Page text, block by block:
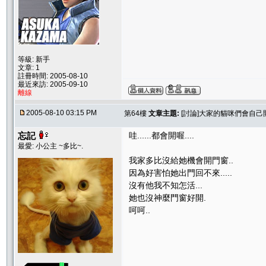
等級: 新手
文章: 1
註冊時間: 2005-08-10
最近來訪: 2005-09-10
離線
2005-08-10 03:15 PM 第64樓 文章主題: [討論]大家的貓咪們會自己
忘記
最愛: 小公主 ~多比~.
哇......都會開喔....
我家多比沒給她機會開門窗..
因為好害怕她出門回不來.....
沒有他我不知怎活...
她也沒神麼門窗好開.
呵呵..